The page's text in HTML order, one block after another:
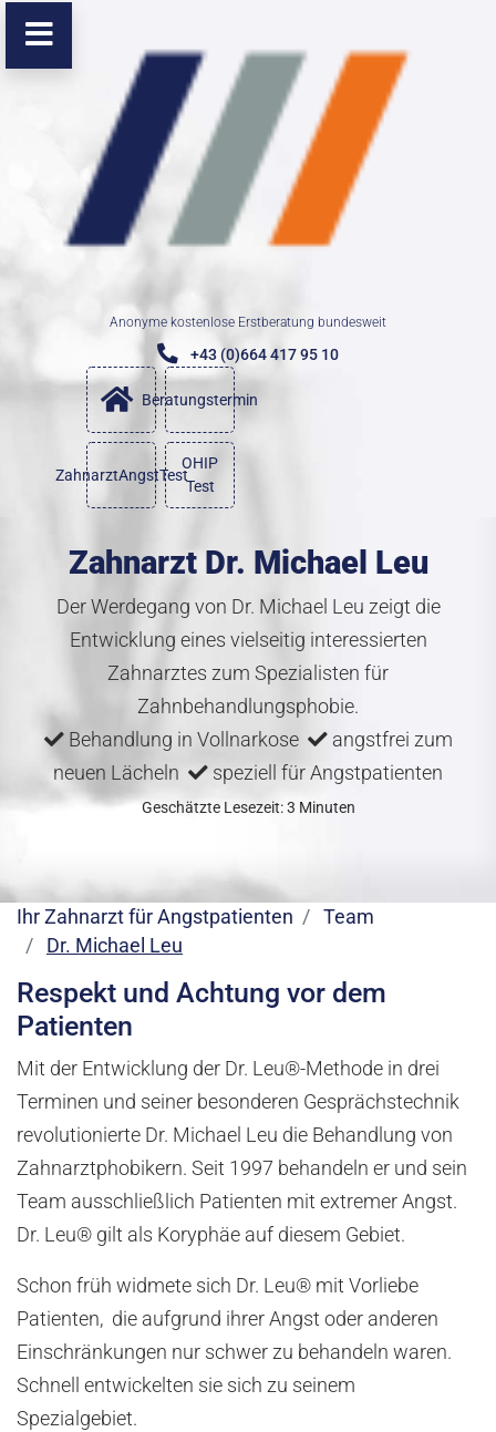
Anonyme kostenlose Erstberatung bundesweit
+43 (0)664 417 95 10
Beratungstermin
ZahnarztAngstTest
OHIP
Test
Zahnarzt Dr. Michael Leu
Der Werdegang von Dr. Michael Leu zeigt die
Entwicklung eines vielseitig interessierten
Zahnarztes zum Spezialisten für
Zahnbehandlungsphobie.
Behandlung in Vollnarkose
angstfrei zum
neuen Lächeln
speziell für Angstpatienten
Geschätzte Lesezeit: 3 Minuten
Ihr Zahnarzt für Angstpatienten
Team
Dr. Michael Leu
Respekt und Achtung vor dem
Patienten
Mit der Entwicklung der Dr. Leu®-Methode in drei
Terminen und seiner besonderen Gesprächstechnik
revolutionierte Dr. Michael Leu die Behandlung von
Zahnarztphobikern. Seit 1997 behandeln er und sein
Team ausschließlich Patienten mit extremer Angst.
Dr. Leu® gilt als Koryphäe auf diesem Gebiet.
Schon früh widmete sich Dr. Leu® mit Vorliebe
Patienten, die aufgrund ihrer Angst oder anderen
Einschränkungen nur schwer zu behandeln waren.
Schnell entwickelten sie sich zu seinem
Spezialgebiet.